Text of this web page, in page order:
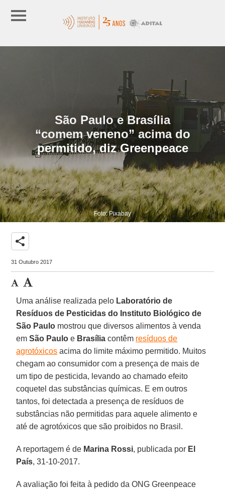
São Paulo e Brasília
“comem veneno” acima do
permitido, diz Greenpeace
Foto: Pixabay
share
31 Outubro 2017
Uma análise realizada pelo Laboratório de
Resíduos de Pesticidas do Instituto Biológico de
São Paulo mostrou que diversos alimentos à venda
emSão Paulo e Brasília contêm resíduos de
agrotóxicos acima do limite máximo permitido. Muitos
chegam ao consumidor com a presença de mais de
um tipo de pesticida, levando ao chamado efeito
coquetel das substâncias químicas. E em outros
tantos, foi detectada a presença de resíduos de
substâncias não permitidas para aquele alimento e
até de agrotóxicos que são proibidos no Brasil.
A reportagem é de Marina Rossi, publicada por El
País, 31-10-2017.
A avaliação foi feita à pedido da ONG Greenpeace